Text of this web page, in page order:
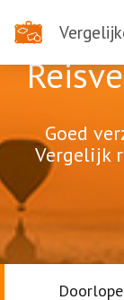
Goed
Vergelijk